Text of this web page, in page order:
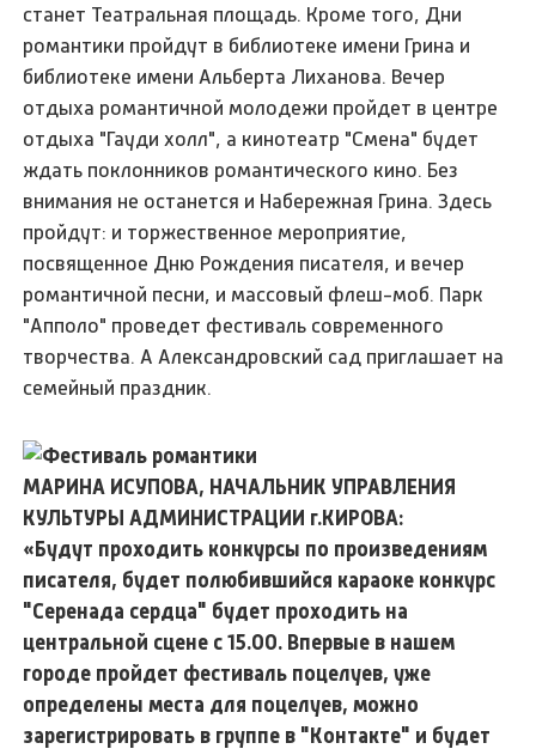
станет Театральная площадь. Кроме того, Дни
романтики пройдут в библиотеке имени Грина и
библиотеке имени Альберта Лиханова. Вечер
отдыха романтичной молодежи пройдет в центре
отдыха "Гауди холл", а кинотеатр "Смена" будет
ждать поклонников романтического кино. Без
внимания не останется и Набережная Грина. Здесь
пройдут: и торжественное мероприятие,
посвященное Дню Рождения писателя, и вечер
романтичной песни, и массовый флеш-моб. Парк
"Апполо" проведет фестиваль современного
творчества. А Александровский сад приглашает на
семейный праздник.
МАРИНА ИСУПОВА, НАЧАЛЬНИК УПРАВЛЕНИЯ
КУЛЬТУРЫ АДМИНИСТРАЦИИ г.КИРОВА:
«Будут проходить конкурсы по произведениям
писателя, будет полюбившийся караоке конкурс
"Серенада сердца" будет проходить на
центральной сцене с 15.00. Впервые в нашем
городе пройдет фестиваль поцелуев, уже
определены места для поцелуев, можно
зарегистрировать в группе в "Контакте" и будет